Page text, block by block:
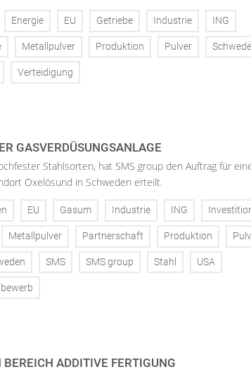
Energie EU Getriebe Industrie ING
Metallpulver Produktion Pulver
Verteidigung
GASVERDÜSUNGSANLAGE
Stahlsorten, hat SMS group den Auftrag für
Oxelösund in Schweden erteilt.
EU Gasum Industrie ING
Metallpulver Partnerschaft Produktion
SMS SMS group Stahl USA
ADDITIVE FERTIGUNG